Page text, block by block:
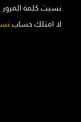
نسيت كلمة المرور
لا امتلك حساب